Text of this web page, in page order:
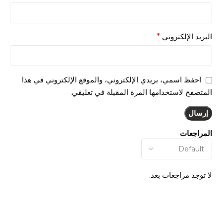
المراجعات
لا توجد مراجعات بعد.
البريد الإلكتروني *
احفظ اسمي، بريدي الإلكتروني، والموقع الإلكتروني في هذا
المتصفح لاستخدامها المرة المقبلة في تعليقي.